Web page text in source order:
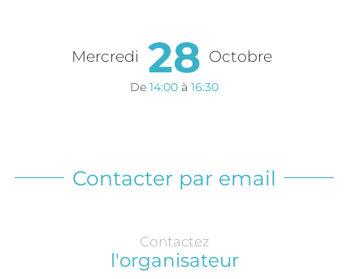
Mercredi 28 Octobre
De 14:00 à 16:30
Contacter par email
Contactez
l'organisateur